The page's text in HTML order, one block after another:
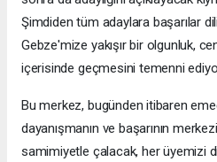
Şimdiden tüm adaylara başarılar
Gebze'mize yakışır bir olgunluk,
içerisinde geçmesini temenni
Bu merkez, bugünden itibaren
dayanışmanın ve başarının
samimiyetle çalacak, her üyemizi